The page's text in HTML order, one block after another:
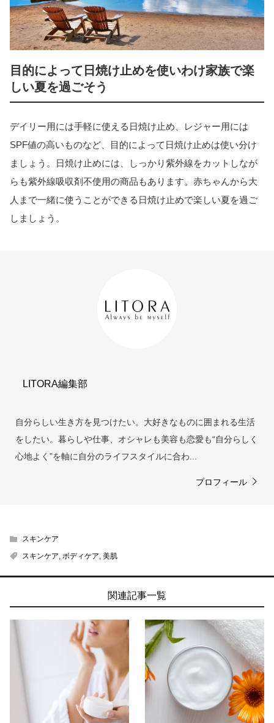
目的によって日焼け止めを使いわけ家族で楽
しい夏を過ごそう
デイリー用には手軽に使える日焼け止め、レジャー用には
SPF値の高いものなど、目的によって日焼け止めは使い分け
ましょう。日焼け止めには、しっかり紫外線をカットしなが
らも紫外線吸収剤不使用の商品もあります。赤ちゃんから大
人まで一緒に使うことができる日焼け止めで楽しい夏を過ご
しましょう。
LITORA編集部
自分らしい生き方を見つけたい。大好きなものに囲まれる生活
をしたい。暮らしや仕事、オシャレも美容も恋愛も“自分らしく
心地よく”を軸に自分のライフスタイルに合わ...
プロフィール
スキンケア
スキンケア, ボディケア, 美肌
関連記事一覧